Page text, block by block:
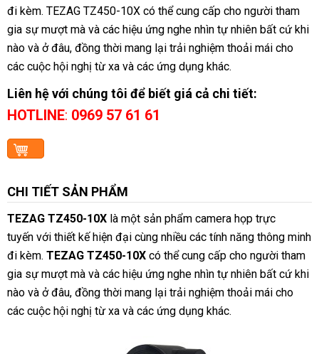
đi kèm. TEZAG TZ450-10X có thể cung cấp cho người tham
gia sự mượt mà và các hiệu ứng nghe nhìn tự nhiên bất cứ khi
nào và ở đâu, đồng thời mang lại trải nghiệm thoải mái cho
các cuộc hội nghị từ xa và các ứng dụng khác.
Liên hệ với chúng tôi để biết giá cả chi tiết:
HOTLINE: 0969 57 61 61
CHI TIẾT SẢN PHẨM
TEZAG TZ450-10X là một sản phẩm camera họp trực
tuyến với thiết kế hiện đại cùng nhiều các tính năng thông minh
đi kèm. TEZAG TZ450-10X có thể cung cấp cho người tham
gia sự mượt mà và các hiệu ứng nghe nhìn tự nhiên bất cứ khi
nào và ở đâu, đồng thời mang lại trải nghiệm thoải mái cho
các cuộc hội nghị từ xa và các ứng dụng khác.